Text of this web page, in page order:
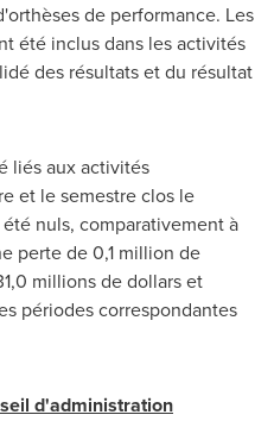
de performance. Les
été inclus dans les activités
des résultats et du résultat
liés aux activités
et le semestre clos le
nuls, comparativement à
perte de 0,1 million de
millions de dollars et
périodes correspondantes
d'administration